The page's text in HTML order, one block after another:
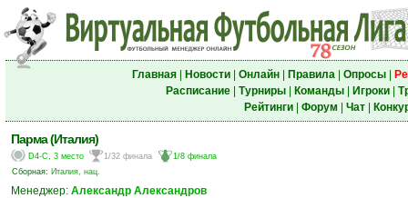
Главная| Новости| Онлайн| Правила| Опросы|
Расписание| Турниры| Команды| Игроки|
Рейтинги| Форум Чат|
Парма (Италия)
D4-C, 3 место 1/32 финала
1/8 финала
Сборная: Италия, нац.
Менеджер: Александр Александров